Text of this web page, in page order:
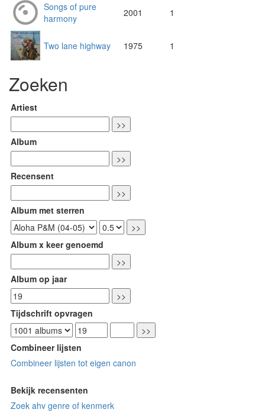
Songs of pure
harmony
2001 1
Two lane highway 1975 1
Zoeken
Artiest
Album
Recensent
Album met sterren
Album x keer genoemd
Album op jaar
Tijdschrift opvragen
Combineer lijsten
Combineer lijsten tot eigen canon
Bekijk recensenten
Zoek ahv genre of kenmerk